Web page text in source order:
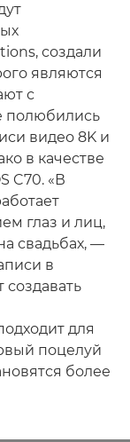
создали
являются
с
полюбились
видео 8K и
в качестве
C70. «В
глаз и лиц,
свадьбах, —
в
создавать
для
поцелуй
более